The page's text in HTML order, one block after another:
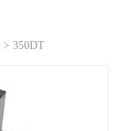
> 350DT